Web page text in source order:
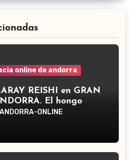
online de andorra
REISHI en GRAN
El hongo
científico es
es un hongo
tradicional asiática
ONLINE